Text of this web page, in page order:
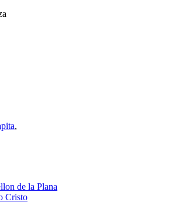
,
de la Plana
Cristo